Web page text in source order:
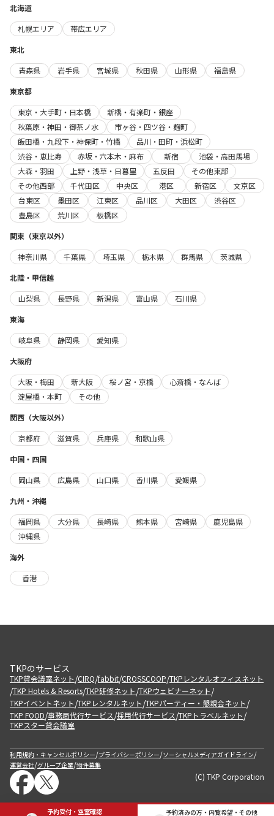
予約受付・空室確認 予約済みの方・内覧希望・その他
北海道
札幌エリア
帯広エリア
東北
青森県
岩手県 宮城県 秋田県 山形県
福島県
東京都
東京・大手町・日本橋
新橋・有楽町・銀座
秋葉原・神田・御茶ノ水
市ヶ谷・四ツ谷・麹町
飯田橋・九段下・神保町・竹橋
品川・田町・浜松町
渋谷・恵比寿
赤坂・六本木・麻布 新宿
池袋・高田馬場
大森・羽田
上野・浅草・日暮里 五反田
その他東部
その他西部
千代田区 中央区 港区 新宿区
文京区
台東区
墨田区 江東区 品川区 大田区
渋谷区
豊島区
荒川区
板橋区
関東（東京以外）
神奈川県
千葉県 埼玉県 栃木県 群馬県
茨城県
北陸・甲信越
山梨県
長野県 新潟県 富山県
石川県
東海
岐阜県
静岡県
愛知県
大阪府
大阪・梅田
新大阪 桜ノ宮・京橋
心斎橋・なんば
淀屋橋・本町
その他
関西（大阪以外）
京都府
滋賀県 兵庫県
和歌山県
中国・四国
岡山県
広島県 山口県 香川県
愛媛県
九州・沖縄
福岡県
大分県 長崎県 熊本県 宮崎県
鹿児島県
沖縄県
海外
香港
TKPのサービス
TKP貸会議室ネット/CIRQ/fabbit/CROSSCOOP/TKPレンタルオフィスネット
/TKP Hotels & Resorts/TKP研修ネット/TKPウェビナーネット/
TKPイベントネット/TKPレンタルネット/TKPパーティー・懇親会ネット/
TKP FOOD/事務局代行サービス/採用代行サービス/TKPトラベルネット/
TKPスター貸会議室
利用規約・キャンセルポリシー/プライバシーポリシー/ソーシャルメディアガイドライン/
運営会社/グループ企業/物件募集
(C) TKP Corporation